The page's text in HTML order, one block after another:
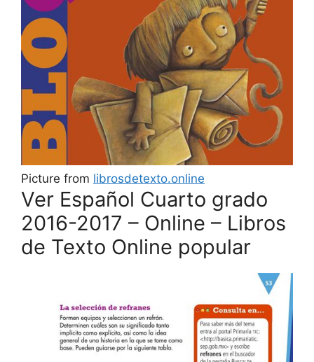
Picture from librosdetexto.online
Ver Español Cuarto grado
2016-2017 – Online – Libros
de Texto Online popular